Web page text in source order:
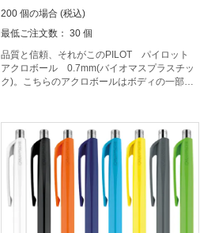
200 個の場合 (税込)
最低ご注文数： 30 個
品質と信頼、それがこのPILOT パイロット
アクロボール 0.7mm(バイオマスプラスチッ
ク)。こちらのアクロボールはボディの一部に